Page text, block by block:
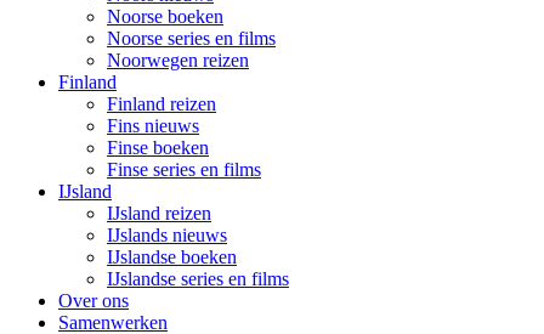
Noorse boeken
Noorse series en films
Noorwegen reizen
Finland
Finland reizen
Fins nieuws
Finse boeken
Finse series en films
IJsland
IJsland reizen
IJslands nieuws
IJslandse boeken
IJslandse series en films
Over ons
Samenwerken